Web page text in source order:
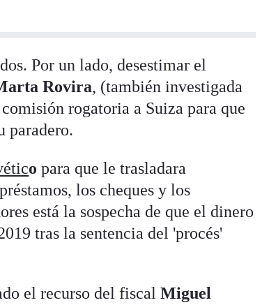
Por un lado, desestimar el
Rovira, (también investigada
rogatoria a Suiza para que
paradero.
o para que le trasladara
los cheques y los
está la sospecha de que el dinero
tras la sentencia del 'procés'
el recurso del fiscal Miguel